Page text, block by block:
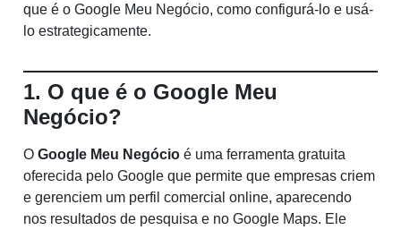
que é o Google Meu Negócio, como configurá-lo e usá-
lo estrategicamente.
1. O que é o Google Meu
Negócio?
O Google Meu Negócio é uma ferramenta gratuita
oferecida pelo Google que permite que empresas criem
e gerenciem um perfil comercial online, aparecendo
nos resultados de pesquisa e no Google Maps. Ele